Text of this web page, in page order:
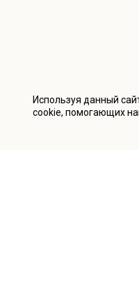
Используя данный
cookie, помогающих